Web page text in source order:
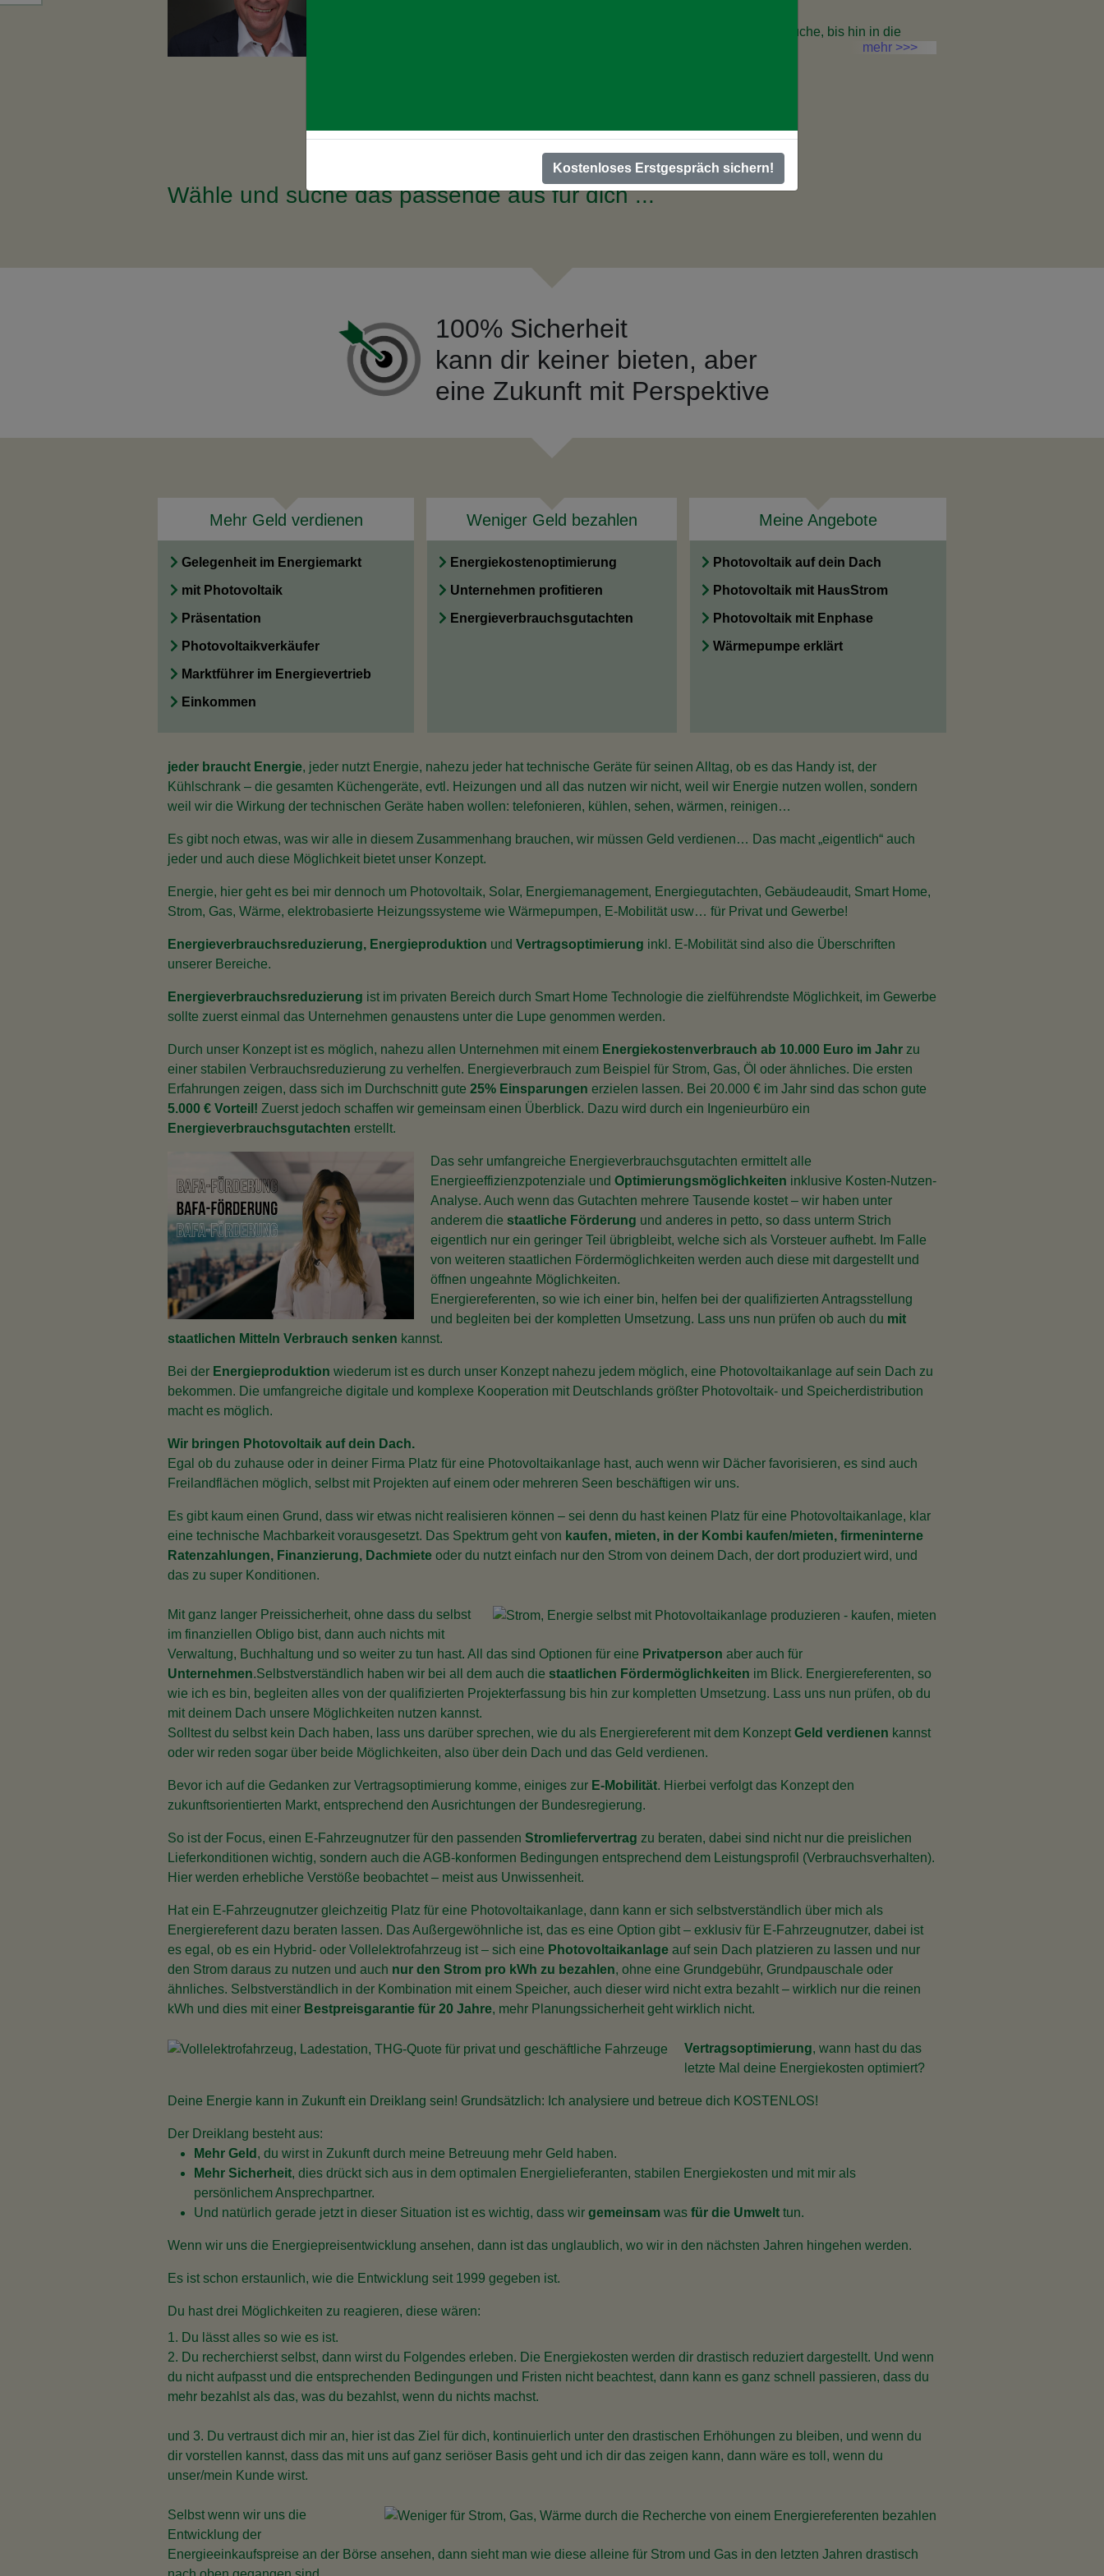
Kostenloses Erstgespräch sichern!
Dies sowohl für private Verbräuche als auch für KMU- und Industrieverbräuche, bis hin in die
mehr >>>
ÜBER MICH
Wähle und suche das passende aus für dich ...
100% Sicherheit
kann dir keiner bieten, aber
eine Zukunft mit Perspektive
Mehr Geld verdienen
Gelegenheit im Energiemarkt
mit Photovoltaik
Präsentation
Photovoltaikverkäufer
Marktführer im Energievertrieb
Einkommen
Weniger Geld bezahlen
Energiekostenoptimierung
Unternehmen profitieren
Energieverbrauchsgutachten
Meine Angebote
Photovoltaik auf dein Dach
Photovoltaik mit HausStrom
Photovoltaik mit Enphase
Wärmepumpe erklärt
jeder braucht Energie, jeder nutzt Energie, nahezu jeder hat technische Geräte für seinen Alltag, ob es das Handy ist, der
Kühlschrank – die gesamten Küchengeräte, evtl. Heizungen und all das nutzen wir nicht, weil wir Energie nutzen wollen, sondern
weil wir die Wirkung der technischen Geräte haben wollen: telefonieren, kühlen, sehen, wärmen, reinigen…
Es gibt noch etwas, was wir alle in diesem Zusammenhang brauchen, wir müssen Geld verdienen… Das macht „eigentlich“ auch
jeder und auch diese Möglichkeit bietet unser Konzept.
Energie, hier geht es bei mir dennoch um Photovoltaik, Solar, Energiemanagement, Energiegutachten, Gebäudeaudit, Smart Home,
Strom, Gas, Wärme, elektrobasierte Heizungssysteme wie Wärmepumpen, E-Mobilität usw… für Privat und Gewerbe!
Energieverbrauchsreduzierung, Energieproduktion und Vertragsoptimierung inkl. E-Mobilität sind also die Überschriften
unserer Bereiche.
Energieverbrauchsreduzierung ist im privaten Bereich durch Smart Home Technologie die zielführendste Möglichkeit, im Gewerbe
sollte zuerst einmal das Unternehmen genaustens unter die Lupe genommen werden.
Durch unser Konzept ist es möglich, nahezu allen Unternehmen mit einem Energiekostenverbrauch ab 10.000 Euro im Jahr zu
einer stabilen Verbrauchsreduzierung zu verhelfen. Energieverbrauch zum Beispiel für Strom, Gas, Öl oder ähnliches. Die ersten
Erfahrungen zeigen, dass sich im Durchschnitt gute 25% Einsparungen erzielen lassen. Bei 20.000 € im Jahr sind das schon gute
5.000 € Vorteil! Zuerst jedoch schaffen wir gemeinsam einen Überblick. Dazu wird durch ein Ingenieurbüro ein
Energieverbrauchsgutachten erstellt.
Das sehr umfangreiche Energieverbrauchsgutachten ermittelt alle
Energieeffizienzpotenziale und Optimierungsmöglichkeiten inklusive Kosten-Nutzen-
Analyse. Auch wenn das Gutachten mehrere Tausende kostet – wir haben unter
anderem die staatliche Förderung und anderes in petto, so dass unterm Strich
eigentlich nur ein geringer Teil übrigbleibt, welche sich als Vorsteuer aufhebt. Im Falle
von weiteren staatlichen Fördermöglichkeiten werden auch diese mit dargestellt und
öffnen ungeahnte Möglichkeiten.
Energiereferenten, so wie ich einer bin, helfen bei der qualifizierten Antragsstellung
und begleiten bei der kompletten Umsetzung. Lass uns nun prüfen ob auch du mit
staatlichen Mitteln Verbrauch senken kannst.
Bei der Energieproduktion wiederum ist es durch unser Konzept nahezu jedem möglich, eine Photovoltaikanlage auf sein Dach zu
bekommen. Die umfangreiche digitale und komplexe Kooperation mit Deutschlands größter Photovoltaik- und Speicherdistribution
macht es möglich.
Wir bringen Photovoltaik auf dein Dach.
Egal ob du zuhause oder in deiner Firma Platz für eine Photovoltaikanlage hast, auch wenn wir Dächer favorisieren, es sind auch
Freilandflächen möglich, selbst mit Projekten auf einem oder mehreren Seen beschäftigen wir uns.
Es gibt kaum einen Grund, dass wir etwas nicht realisieren können – sei denn du hast keinen Platz für eine Photovoltaikanlage, klar
eine technische Machbarkeit vorausgesetzt. Das Spektrum geht von kaufen, mieten, in der Kombi kaufen/mieten, firmeninterne
Ratenzahlungen, Finanzierung, Dachmiete oder du nutzt einfach nur den Strom von deinem Dach, der dort produziert wird, und
das zu super Konditionen.
Mit ganz langer Preissicherheit, ohne dass du selbst
im finanziellen Obligo bist, dann auch nichts mit
Verwaltung, Buchhaltung und so weiter zu tun hast. All das sind Optionen für eine Privatperson aber auch für
Unternehmen.Selbstverständlich haben wir bei all dem auch die staatlichen Fördermöglichkeiten im Blick. Energiereferenten, so
wie ich es bin, begleiten alles von der qualifizierten Projekterfassung bis hin zur kompletten Umsetzung. Lass uns nun prüfen, ob du
mit deinem Dach unsere Möglichkeiten nutzen kannst.
Solltest du selbst kein Dach haben, lass uns darüber sprechen, wie du als Energiereferent mit dem Konzept Geld verdienen kannst
oder wir reden sogar über beide Möglichkeiten, also über dein Dach und das Geld verdienen.
Bevor ich auf die Gedanken zur Vertragsoptimierung komme, einiges zur E-Mobilität. Hierbei verfolgt das Konzept den
zukunftsorientierten Markt, entsprechend den Ausrichtungen der Bundesregierung.
So ist der Focus, einen E-Fahrzeugnutzer für den passenden Stromliefervertrag zu beraten, dabei sind nicht nur die preislichen
Lieferkonditionen wichtig, sondern auch die AGB-konformen Bedingungen entsprechend dem Leistungsprofil (Verbrauchsverhalten).
Hier werden erhebliche Verstöße beobachtet – meist aus Unwissenheit.
Hat ein E-Fahrzeugnutzer gleichzeitig Platz für eine Photovoltaikanlage, dann kann er sich selbstverständlich über mich als
Energiereferent dazu beraten lassen. Das Außergewöhnliche ist, das es eine Option gibt – exklusiv für E-Fahrzeugnutzer, dabei ist
es egal, ob es ein Hybrid- oder Vollelektrofahrzeug ist – sich eine Photovoltaikanlage auf sein Dach platzieren zu lassen und nur
den Strom daraus zu nutzen und auch nur den Strom pro kWh zu bezahlen, ohne eine Grundgebühr, Grundpauschale oder
ähnliches. Selbstverständlich in der Kombination mit einem Speicher, auch dieser wird nicht extra bezahlt – wirklich nur die reinen
kWh und dies mit einer Bestpreisgarantie für 20 Jahre, mehr Planungssicherheit geht wirklich nicht.
Vertragsoptimierung, wann hast du das
letzte Mal deine Energiekosten optimiert?
Deine Energie kann in Zukunft ein Dreiklang sein! Grundsätzlich: Ich analysiere und betreue dich KOSTENLOS!
Der Dreiklang besteht aus:
Mehr Geld , du wirst in Zukunft durch meine Betreuung mehr Geld haben.
Mehr Sicherheit, dies drückt sich aus in dem optimalen Energielieferanten, stabilen Energiekosten und mit mir als
persönlichem Ansprechpartner.
Und natürlich gerade jetzt in dieser Situation ist es wichtig, dass wir gemeinsam was für die Umwelt tun.
Wenn wir uns die Energiepreisentwicklung ansehen, dann ist das unglaublich, wo wir in den nächsten Jahren hingehen werden.
Es ist schon erstaunlich, wie die Entwicklung seit 1999 gegeben ist.
Du hast drei Möglichkeiten zu reagieren, diese wären:
1. Du lässt alles so wie es ist.
2. Du recherchierst selbst, dann wirst du Folgendes erleben. Die Energiekosten werden dir drastisch reduziert dargestellt. Und wenn
du nicht aufpasst und die entsprechenden Bedingungen und Fristen nicht beachtest, dann kann es ganz schnell passieren, dass du
mehr bezahlst als das, was du bezahlst, wenn du nichts machst.
und 3. Du vertraust dich mir an, hier ist das Ziel für dich, kontinuierlich unter den drastischen Erhöhungen zu bleiben, und wenn du
dir vorstellen kannst, dass das mit uns auf ganz seriöser Basis geht und ich dir das zeigen kann, dann wäre es toll, wenn du
unser/mein Kunde wirst.
Selbst wenn wir uns die
Entwicklung der
Energieeinkaufspreise an der Börse ansehen, dann sieht man wie diese alleine für Strom und Gas in den letzten Jahren drastisch